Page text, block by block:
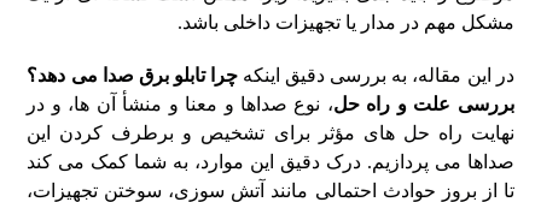
مشکل مهم در مدار یا تجهیزات داخلی باشد.
در این مقاله، به بررسی دقیق اینکهچرا تابلو برق صدا می‌ دهد؟
بررسی علت و راه‌ حل، نوع صداها و معنا و منشأ آن‌ ها، و در
نهایت راه‌ حل‌ های مؤثر برای تشخیص و برطرف‌ کردن این
صداها می‌ پردازیم. درک دقیق این موارد، به شما کمک می‌ کند
تا از بروز حوادث احتمالی مانند آتش‌ سوزی، سوختن تجهیزات،